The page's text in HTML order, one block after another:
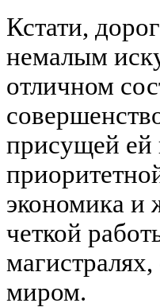
Кстати,
немалым
отличном
присущей ей
экономика и
четкой
миром.